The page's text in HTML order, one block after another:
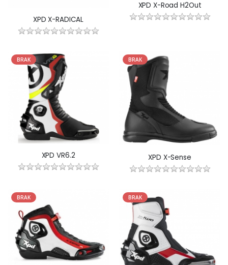
XPD X-RADICAL
XPD X-Road H2Out
BRAK
XPD VR6.2
BRAK
XPD X-Sense
BRAK BRAK